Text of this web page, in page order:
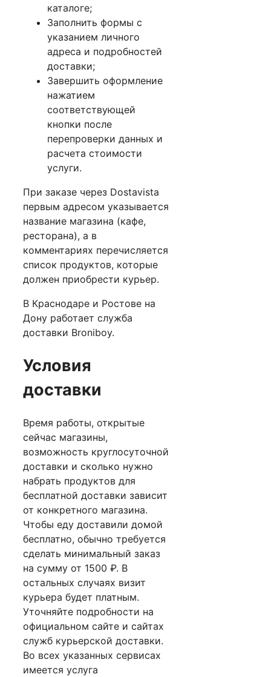
каталоге;
Заполнить формы с
указанием личного
адреса и подробностей
доставки;
Завершить оформление
нажатием
соответствующей
кнопки после
перепроверки данных и
расчета стоимости
услуги.
При заказе через Dostavista
первым адресом указывается
название магазина (кафе,
ресторана), а в
комментариях перечисляется
список продуктов, которые
должен приобрести курьер.
В Краснодаре и Ростове на
Дону работает служба
доставки Broniboy.
Условия
доставки
Время работы, открытые
сейчас магазины,
возможность круглосуточной
доставки и сколько нужно
набрать продуктов для
бесплатной доставки зависит
от конкретного магазина.
Чтобы еду доставили домой
бесплатно, обычно требуется
сделать минимальный заказ
на сумму от 1500 ₽. В
остальных случаях визит
курьера будет платным.
Уточняйте подробности на
официальном сайте и сайтах
служб курьерской доставки.
Во всех указанных сервисах
имеется услуга